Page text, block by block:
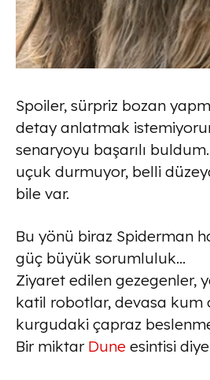
Spoiler, sürpriz bozan
detay anlatmak
senaryoyu başarılı
uçuk durmuyor, belli
bile var.
Bu yönü biraz Spiderman
güç büyük sorumluluk…
Ziyaret edilen gezegenler,
katil robotlar, devasa kum
kurgudaki çapraz
Bir miktar Dune esintisi